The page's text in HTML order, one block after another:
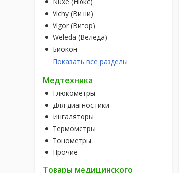
Vichy (Виши)
Vigor (Вигор)
Weleda (Веледа)
Биокон
Показать все разделы
Медтехника
Глюкометры
Для диагностики
Ингаляторы
Термометры
Тонометры
Прочие
Товары медицинского